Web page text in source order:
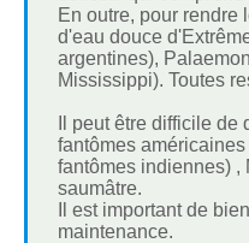
En outre, pour rendre
d'eau douce
argentines),
Mississippi). Toutes
Il peut être difficile
fantômes
fantômes indiennes) ,
saumâtre.
Il est important de
maintenance.